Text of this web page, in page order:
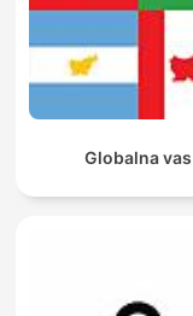
Globalna vas